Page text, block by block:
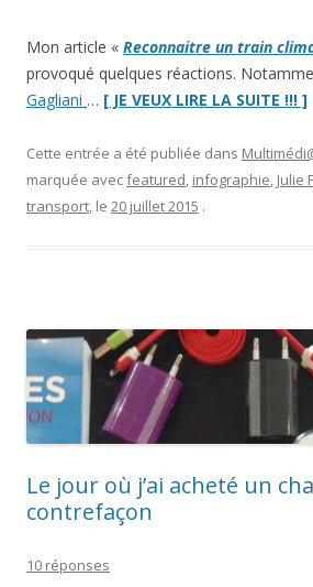
Mon article « Reconnaitre un train
provoqué quelques réactions.
Gagliani … [ JE VEUX LIRE LA SUITE !!! ]
Cette entrée a été publiée dans
marquée avecfeatured, infographie, Julie
transport, le 20 juillet 2015 .
Le jour où j’ai acheté un
contrefaçon
10 réponses